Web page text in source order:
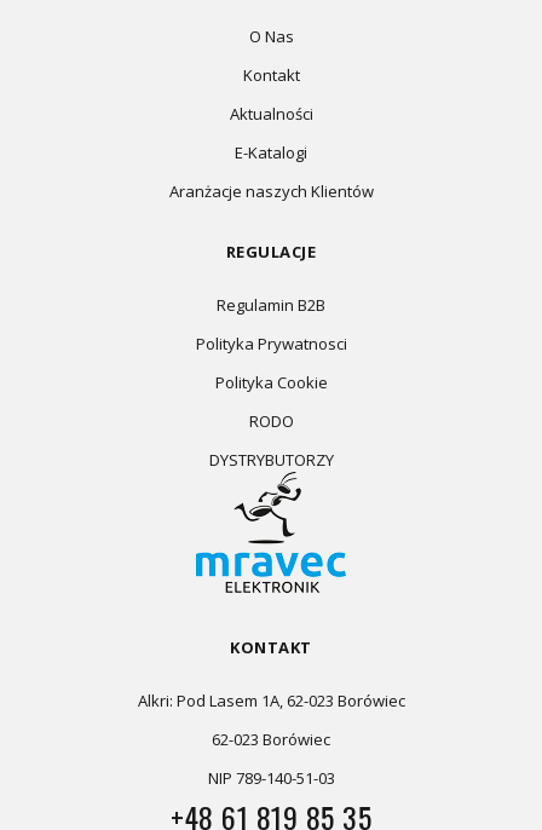
O Nas
Kontakt
Aktualności
E-Katalogi
Aranżacje naszych Klientów
REGULACJE
Regulamin B2B
Polityka Prywatnosci
Polityka Cookie
RODO
DYSTRYBUTORZY
KONTAKT
Alkri: Pod Lasem 1A, 62-023 Borówiec
62-023 Borówiec
NIP 789-140-51-03
+48 61 819 85 35